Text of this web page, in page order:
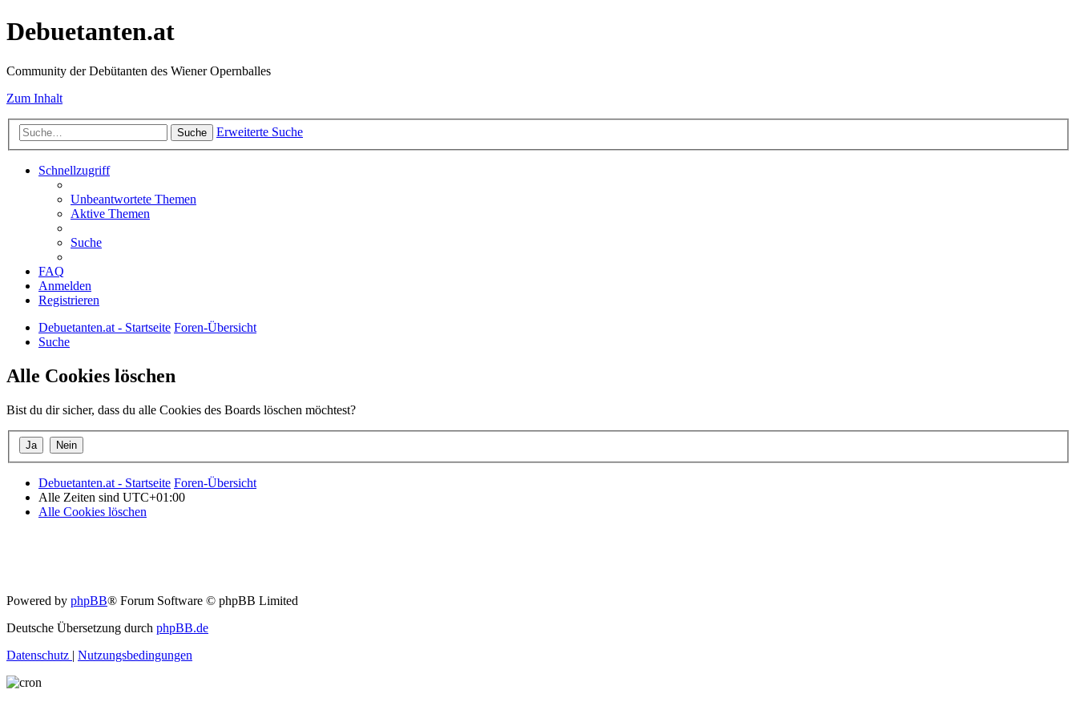
Debuetanten.at
Community der Debütanten des Wiener Opernballes
Zum Inhalt
Suche Erweiterte Suche
Schnellzugriff
Unbeantwortete Themen
Aktive Themen
Suche
FAQ
Anmelden
Registrieren
Debuetanten.at - Startseite Foren-Übersicht
Suche
Alle Cookies löschen
Bist du dir sicher, dass du alle Cookies des Boards löschen möchtest?
Debuetanten.at - Startseite Foren-Übersicht
Alle Zeiten sind UTC+01:00
Alle Cookies löschen
Powered by phpBB® Forum Software © phpBB Limited
Deutsche Übersetzung durch phpBB.de
Datenschutz | Nutzungsbedingungen